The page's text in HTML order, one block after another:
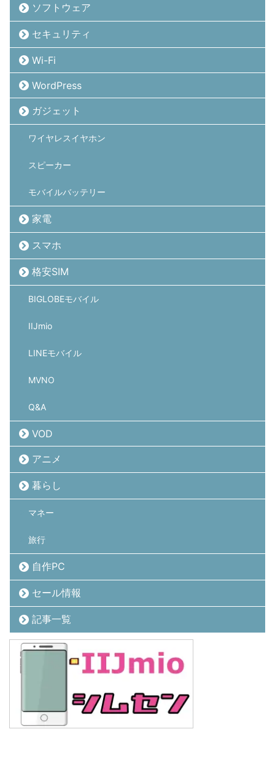
ソフトウェア
セキュリティ
Wi-Fi
WordPress
ガジェット
ワイヤレスイヤホン
スピーカー
モバイルバッテリー
家電
スマホ
格安SIM
BIGLOBEモバイル
IIJmio
LINEモバイル
MVNO
Q&A
VOD
アニメ
暮らし
マネー
旅行
自作PC
セール情報
記事一覧